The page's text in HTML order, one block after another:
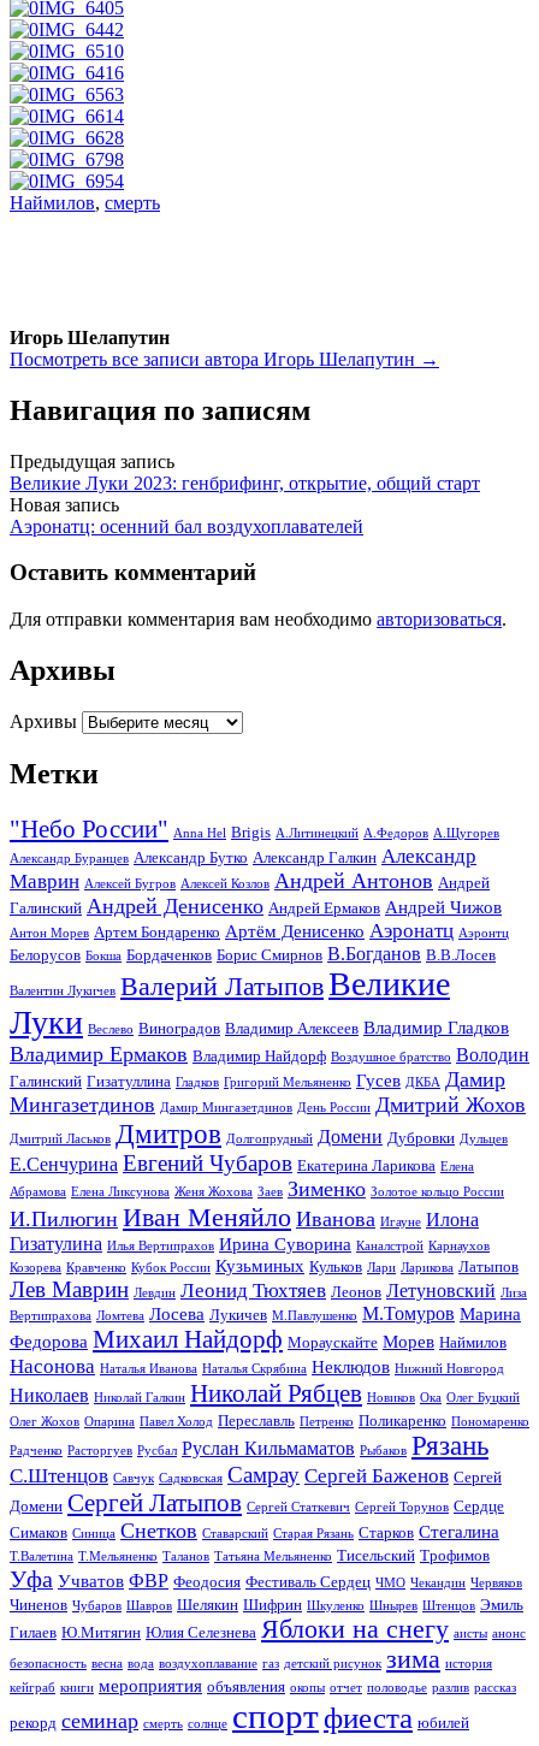
Наймилов, смерть
Игорь Шелапутин
Посмотреть все записи автора Игорь Шелапутин →
Навигация по записям
Предыдущая запись
Великие Луки 2023: генбрифинг, открытие, общий старт
Новая запись
Аэронатц: осенний бал воздухоплавателей
Оставить комментарий
Для отправки комментария вам необходимо авторизоваться.
Архивы
Архивы
Метки
"Небо России" Anna Hel Brigis А.Литинецкий А.Федоров А.Щугорев
Александр Буранцев Александр Бутко Александр Галкин Александр
Маврин Алексей Бугров Алексей Козлов Андрей Антонов Андрей
Галинский Андрей Денисенко Андрей Ермаков Андрей Чижов
Антон Морев Артем Бондаренко Артём Денисенко Аэронатц Аэронтц
Белорусов Бокша Бордаченков Борис Смирнов В.Богданов В.В.Лосев
Валентин Лукичев Валерий ЛатыповВеликие
Луки Веслево Виноградов Владимир Алексеев Владимир Гладков
Владимир Ермаков Владимир Найдорф Воздушное братство Володин
Галинский Гизатуллина Гладков Григорий Мельяненко Гусев ДКБА
Дамир
Мингазетдинов Дамир Мингазетдинов День России Дмитрий Жохов
Дмитрий Ласьков Дмитров Долгопрудный Домени Дубровки Дульцев
Е.Сенчурина Евгений Чубаров Екатерина Ларикова Елена
Абрамова Елена Ликсунова Женя Жохова Заев Зименко Золотое кольцо России
И.Пилюгин Иван Меняйло Иванова Игауне Илона
Гизатулина Илья Вертипрахов Ирина Суворина Каналстрой Карнаухов
Козорева Кравченко Кубок России Кузьминых Кульков Лари Ларикова Латыпов
Лев Маврин Левдин Леонид Тюхтяев Леонов Летуновский Лиза
Вертипрахова Ломтева Лосева Лукичев М.Павлушенко М.Томуров Марина
Федорова Михаил Найдорф Мораускайте Морев Наймилов
Насонова Наталья Иванова Наталья Скрябина Неклюдов Нижний Новгород
Николаев Николай Галкин Николай Рябцев Новиков Ока Олег Буцкий
Олег Жохов Опарина Павел Холод Переславль Петренко Поликаренко Пономаренко
Радченко Расторгуев Русбал Руслан Кильмаматов Рыбаков Рязань
С.Штенцов Савчук Садковская Самрау Сергей Баженов Сергей
Домени Сергей Латыпов Сергей Статкевич Сергей Торунов Сердце
Симаков Синица Снетков Ставарский Старая Рязань Старков Стегалина
Т.Валетина Т.Мельяненко Таланов Татьяна Мельяненко Тисельский Трофимов
Уфа Учватов ФВР Феодосия Фестиваль Сердец ЧМО Чекандин Червяков
Чиненов Чубаров Шавров Шелякин Шифрин Шкуленко Шнырев Штенцов Эмиль
Гилаев Ю.Митягин Юлия Селезнева Яблоки на снегу аисты анонс
безопасность весна вода воздухоплавание газ детский рисунок зима история
кейграб книги мероприятия объявления окопы отчет половодье разлив рассказ
рекорд семинар смерть солнце спортфиеста юбилей